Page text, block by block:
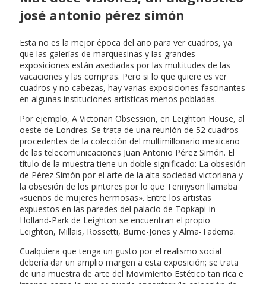
josé antonio pérez simón
Esta no es la mejor época del año para ver cuadros, ya
que las galerías de marquesinas y las grandes
exposiciones están asediadas por las multitudes de las
vacaciones y las compras. Pero si lo que quiere es ver
cuadros y no cabezas, hay varias exposiciones fascinantes
en algunas instituciones artísticas menos pobladas.
Por ejemplo, A Victorian Obsession, en Leighton House, al
oeste de Londres. Se trata de una reunión de 52 cuadros
procedentes de la colección del multimillonario mexicano
de las telecomunicaciones Juan Antonio Pérez Simón. El
título de la muestra tiene un doble significado: La obsesión
de Pérez Simón por el arte de la alta sociedad victoriana y
la obsesión de los pintores por lo que Tennyson llamaba
«sueños de mujeres hermosas». Entre los artistas
expuestos en las paredes del palacio de Topkapi-in-
Holland-Park de Leighton se encuentran el propio
Leighton, Millais, Rossetti, Burne-Jones y Alma-Tadema.
Cualquiera que tenga un gusto por el realismo social
debería dar un amplio margen a esta exposición; se trata
de una muestra de arte del Movimiento Estético tan rica e